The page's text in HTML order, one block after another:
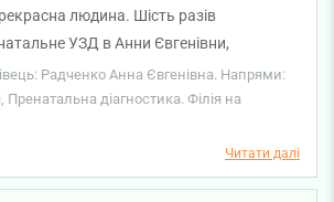
вашій родині міцного здоров’я!
людина. Шість разів
УЗД в Анни Євгенівни,
професійний підхід. Дуже
якісні зображення на апараті, а
взагалі підкорили серденько ❤️‍🔥
Радченко Анна Євгенівна. Напрями:
Пренатальна діагностика. Філія на
Читати далі